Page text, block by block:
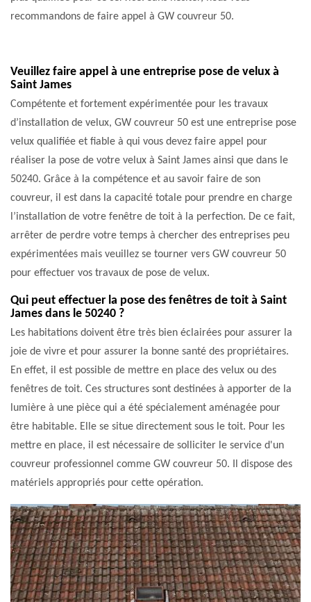
recommandons de faire appel à GW couvreur 50.
Veuillez faire appel à une entreprise pose de velux à
Saint James
Compétente et fortement expérimentée pour les travaux
d’installation de velux, GW couvreur 50 est une entreprise pose
velux qualifiée et fiable à qui vous devez faire appel pour
réaliser la pose de votre velux à Saint James ainsi que dans le
50240. Grâce à la compétence et au savoir faire de son
couvreur, il est dans la capacité totale pour prendre en charge
l’installation de votre fenêtre de toit à la perfection. De ce fait,
arrêter de perdre votre temps à chercher des entreprises peu
expérimentées mais veuillez se tourner vers GW couvreur 50
pour effectuer vos travaux de pose de velux.
Qui peut effectuer la pose des fenêtres de toit à Saint
James dans le 50240 ?
Les habitations doivent être très bien éclairées pour assurer la
joie de vivre et pour assurer la bonne santé des propriétaires.
En effet, il est possible de mettre en place des velux ou des
fenêtres de toit. Ces structures sont destinées à apporter de la
lumière à une pièce qui a été spécialement aménagée pour
être habitable. Elle se situe directement sous le toit. Pour les
mettre en place, il est nécessaire de solliciter le service d'un
couvreur professionnel comme GW couvreur 50. Il dispose des
matériels appropriés pour cette opération.